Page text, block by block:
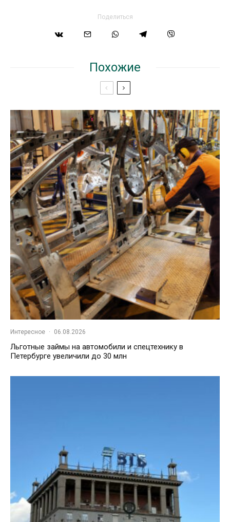
Поделиться
Похожие
Интересное · 06.08.2026
Льготные займы на автомобили и спецтехнику в
Петербурге увеличили до 30 млн